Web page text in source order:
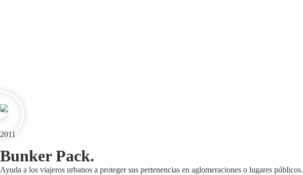
2011
Bunker Pack.
Ayuda a los viajeros urbanos a proteger sus pertenencias en aglomeraciones o lugares públicos.